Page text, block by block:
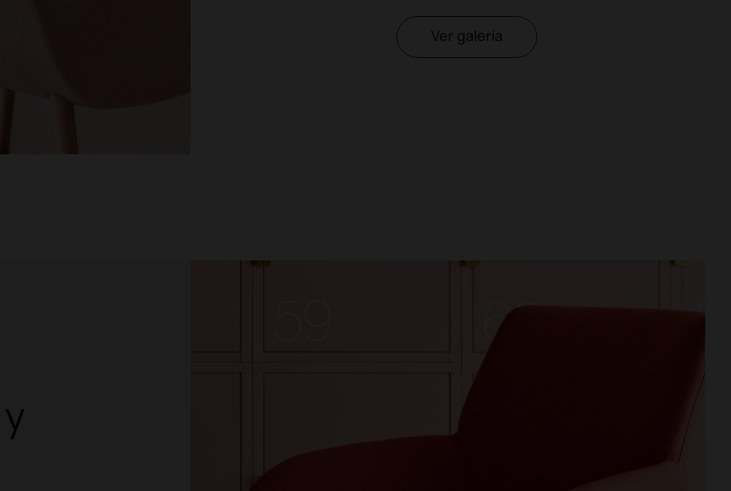
Ver galería
y